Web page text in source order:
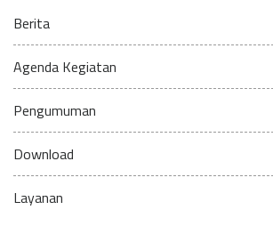
Berita
Agenda Kegiatan
Pengumuman
Download
Layanan